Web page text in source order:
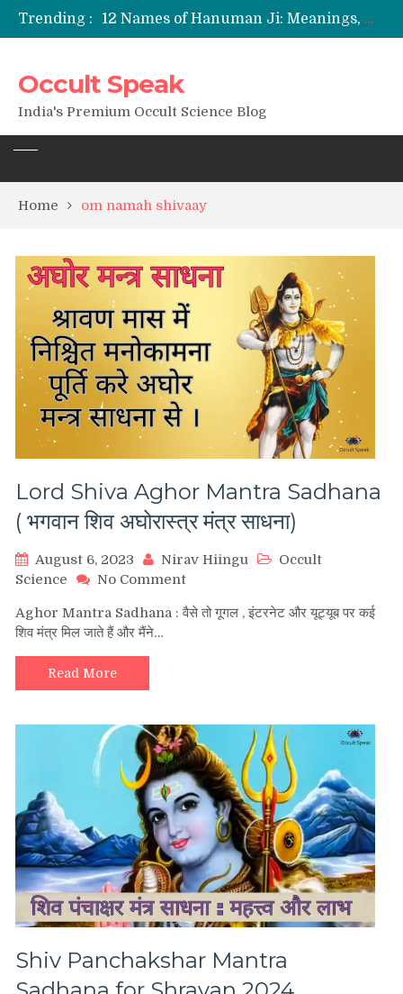
Trending :
12 Names of Hanuman Ji: Meanings, Mantras, and Chanting Benefits
Sankat Mochan Hanuman Ashtak: Lyrics, Meaning, Benefits & Tuesday/Saturday Recitation
Occult Speak
India's Premium Occult Science Blog
Home om namah shivaay
Lord Shiva Aghor Mantra Sadhana
( भगवान शिव अघोरास्त्र मंत्र साधना)
August 6, 2023 Nirav Hiingu
Occult
Science
No Commenton
Shiva
शिव
अघोरास्त्र
मंत्र
साधना)
Aghor Mantra Sadhana : वैसे तो गूगल , इंटरनेट और यूट्यूब पर कई
शिव मंत्र मिल जाते हैं और मैंने…
Read More
Shiv Panchakshar Mantra